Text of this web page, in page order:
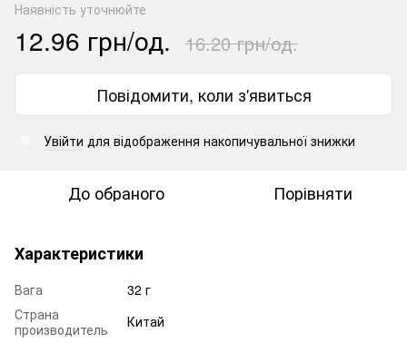
Наявність уточнюйте
12.96 грн/од. 16.20 грн/од.
Повідомити, коли з'явиться
Увійти для відображення накопичувальної знижки
До обраного Порівняти
Характеристики
Вага
32 г
Страна
производитель
Китай